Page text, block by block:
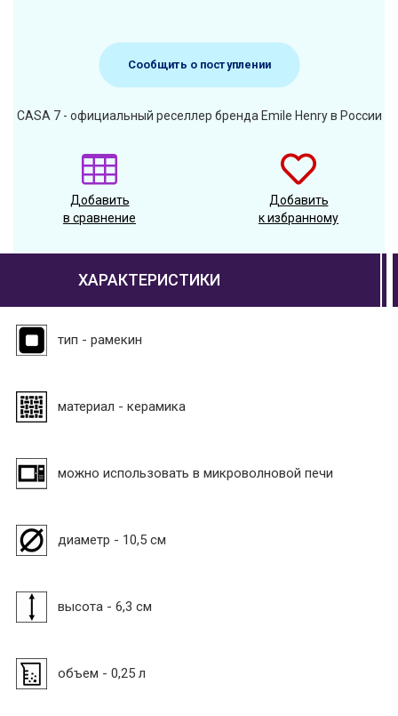
Сообщить о поступлении
CASA 7 - официальный реселлер бренда Emile Henry в России
Добавить
в сравнение
Добавить
к избранному
ХАРАКТЕРИСТИКИ
тип - рамекин
материал - керамика
можно использовать в микроволновой печи
диаметр - 10,5 см
высота - 6,3 см
объем - 0,25 л